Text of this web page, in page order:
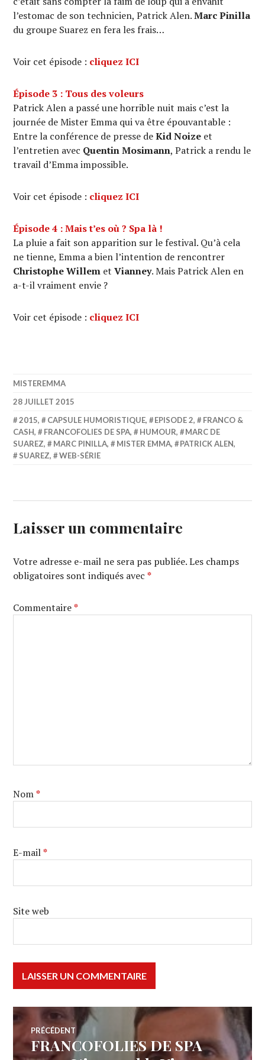
l’estomac de son technicien, Patrick Alen.Marc Pinilla
du groupe Suarez en fera les frais…
Voir cet épisode : cliquez ICI
Épisode 3 : Tous des voleurs
Patrick Alen a passé une horrible nuit mais c’est la
journée de Mister Emma qui va être épouvantable :
Entre la conférence de presse deKid Noize et
l’entretien avec Quentin Mosimann, Patrick a rendu le
travail d’Emma impossible.
Voir cet épisode : cliquez ICI
Épisode 4 : Mais t’es où ? Spa là !
La pluie a fait son apparition sur le festival. Qu’à cela
ne tienne, Emma a bien l’intention de rencontrer
Christophe Willem etVianney. Mais Patrick Alen en
a-t-il vraiment envie ?
Voir cet épisode : cliquez ICI
MISTEREMMA
28 JUILLET 2015
2015, CAPSULE HUMORISTIQUE, EPISODE 2,
FRANCO &
CASH, FRANCOFOLIES DE SPA, HUMOUR,
MARC DE
SUAREZ, MARC PINILLA, MISTER EMMA, PATRICK ALEN,
SUAREZ, WEB-SÉRIE
Laisser un commentaire
Votre adresse e-mail ne sera pas publiée. Les champs
obligatoires sont indiqués avec*
Commentaire*
Nom*
E-mail*
Site web
Navigation
PRÉCÉDENT
Article
précédent :
FRANCOFOLIES DE SPA